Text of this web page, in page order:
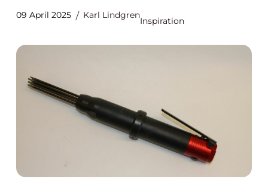
09 April 2025 Karl Lindgren
Inspiration